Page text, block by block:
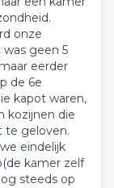
onze
geen 5
eerder
de 6e
kapot waren,
kozijnen die
te geloven.
eindelijk
kamer zelf
steeds op